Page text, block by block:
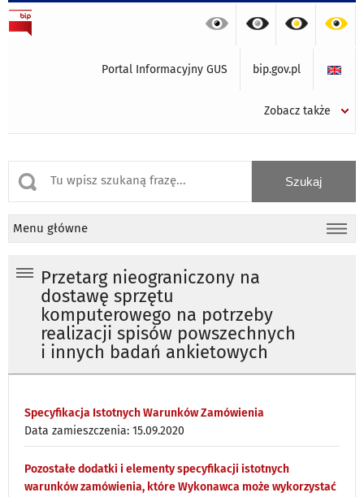
Portal Informacyjny GUS bip.gov.pl
Zobacz także
Menu główne
Przetarg nieograniczony na
dostawę sprzętu
komputerowego na potrzeby
realizacji spisów powszechnych
i innych badań ankietowych
Specyfikacja Istotnych Warunków Zamówienia
Data zamieszczenia: 15.09.2020
Pozostałe dodatki i elementy specyfikacji istotnych
warunków zamówienia, które Wykonawca może wykorzystać